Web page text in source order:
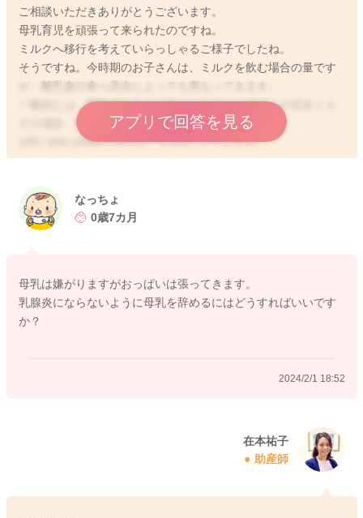
ご相談いただきありがとうございます。
母乳育児を頑張って来られたのですね。
ミルクへ移行を考えていらっしゃるご様子でしたね。
そうですね。今時期のお子さんは、ミルクを飲む場合の量です
が、離乳食の食べ具合によっても異なってきます。
一般的には、離乳食をあまり食べられないお子さんの完全ミル
クの場合、800-1000ml程度あると安心です。
1回に150-160mlであれば、5.6回になりますね。
離乳食がある程度食べられるお子さんで、2回食でしたらミルク
さんもいるように思いますよ。
ていただけますと幸いです！
アプリで回答を見る
2024/2/1 14:05
なっちょ
0歳7カ月
母乳は嫌がりますがおっぱいは張ってきます。
乳腺炎にならないように母乳を辞めるにはどうすればいいです
か？
2024/2/1 18:52
在本祐子
助産師